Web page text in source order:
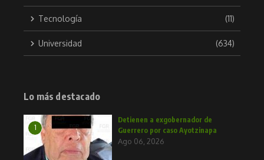
Tecnología (11)
Universidad (634)
Lo más destacado
1
Detienen a exgobernador de
Guerrero por caso Ayotzinapa
Ago 06, 2026